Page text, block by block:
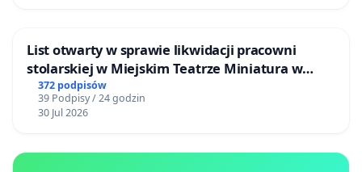
List otwarty w sprawie likwidacji pracowni
stolarskiej w Miejskim Teatrze Miniatura w
Gdańsku
372 podpisów
39 Podpisy / 24 godzin
30 Jul 2026